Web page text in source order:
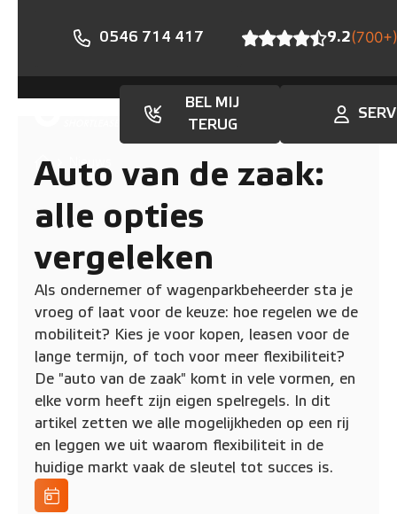
0546 714 417 9.2(700+)
BEL MIJ
TERUG
Nieuws
Auto van de zaak:
alle opties
vergeleken
Als ondernemer of wagenparkbeheerder sta je
vroeg of laat voor de keuze: hoe regelen we de
mobiliteit? Kies je voor kopen, leasen voor de
lange termijn, of toch voor meer flexibiliteit?
De "auto van de zaak" komt in vele vormen, en
elke vorm heeft zijn eigen spelregels. In dit
artikel zetten we alle mogelijkheden op een rij
en leggen we uit waarom flexibiliteit in de
huidige markt vaak de sleutel tot succes is.